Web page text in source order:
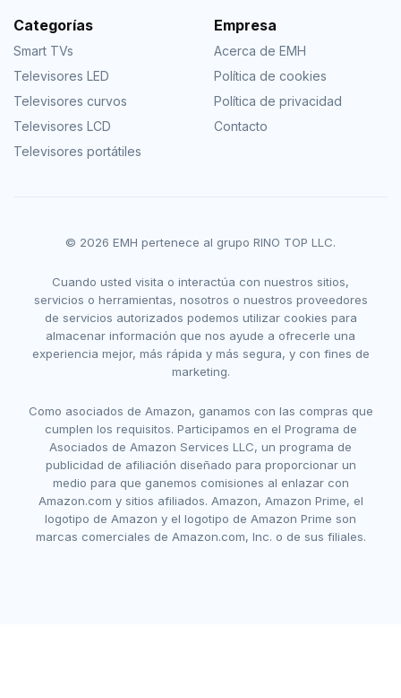
Categorías
Smart TVs
Televisores LED
Televisores curvos
Televisores LCD
Televisores portátiles
Empresa
Acerca de EMH
Política de cookies
Política de privacidad
Contacto
© 2026 EMH pertenece al grupo RINO TOP LLC.
Cuando usted visita o interactúa con nuestros sitios,
servicios o herramientas, nosotros o nuestros proveedores
de servicios autorizados podemos utilizar cookies para
almacenar información que nos ayude a ofrecerle una
experiencia mejor, más rápida y más segura, y con fines de
marketing.
Como asociados de Amazon, ganamos con las compras que
cumplen los requisitos. Participamos en el Programa de
Asociados de Amazon Services LLC, un programa de
publicidad de afiliación diseñado para proporcionar un
medio para que ganemos comisiones al enlazar con
Amazon.com y sitios afiliados. Amazon, Amazon Prime, el
logotipo de Amazon y el logotipo de Amazon Prime son
marcas comerciales de Amazon.com, Inc. o de sus filiales.